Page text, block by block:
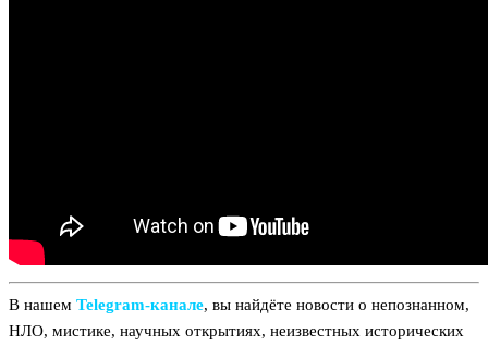
В нашем Telegram‑канале, вы найдёте новости о непознанном,
НЛО, мистике, научных открытиях, неизвестных исторических